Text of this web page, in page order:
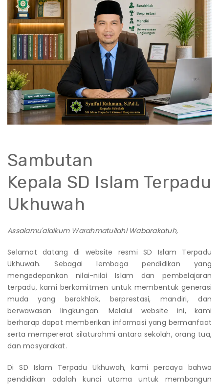
Sambutan
Kepala SD Islam Terpadu
Ukhuwah
Assalamu'alaikum Warahmatullahi Wabarakatuh,
Selamat datang di website resmi SD Islam Terpadu
Ukhuwah. Sebagai lembaga pendidikan yang
mengedepankan nilai-nilai Islam dan pembelajaran
terpadu, kami berkomitmen untuk membentuk generasi
muda yang berakhlak, berprestasi, mandiri, dan
berwawasan lingkungan. Melalui website ini, kami
berharap dapat memberikan informasi yang bermanfaat
serta mempererat silaturahmi antara sekolah, orang tua,
dan masyarakat.
Di SD Islam Terpadu Ukhuwah, kami percaya bahwa
pendidikan adalah kunci utama untuk membangun